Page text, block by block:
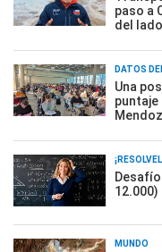
paso a
del
DATOS
Una
puntaje
12.000)
MUNDO